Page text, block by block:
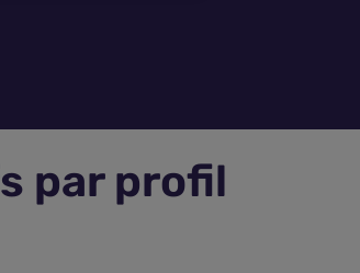
par profil